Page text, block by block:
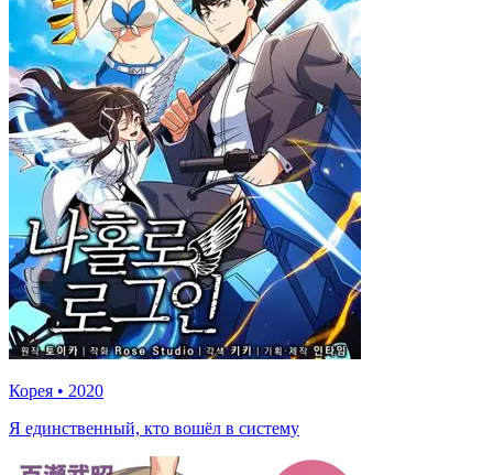
Корея • 2020
Я единственный, кто вошёл в систему